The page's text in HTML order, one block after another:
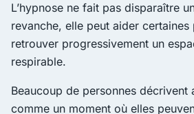
L’hypnose ne fait pas disparaître
revanche, elle peut aider certaines
retrouver progressivement un
respirable.
Beaucoup de personnes décrivent
comme un moment où elles